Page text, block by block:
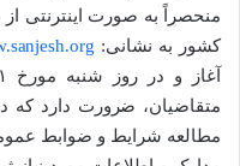
منحصراً به صورت
کشور به نشانی:
متقاضیان، ضرورت دارد
مطالعه شرایط و ضوابط